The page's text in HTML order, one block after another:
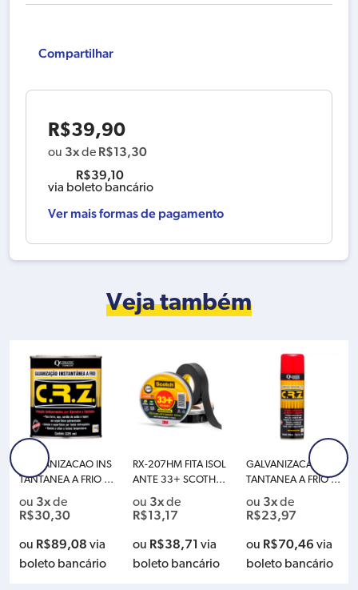
Compartilhar
R$39,90
ou 3xde R$13,30
R$39,10
via boleto bancário
Ver mais formas de pagamento
Veja também
GALVANIZACAO INS
TANTANEA A FRIO C
RZ LATA 225ML QUI
MATIC TAPMATIC DB
ou 3xde
R$30,30
ou R$89,08 via
boleto bancário
RX-207HM FITA ISOL
ANTE 33+ SCOTH P
RETA 19MMX20M 3
M HB004482483
ou 3xde
R$13,17
ou R$38,71 via
boleto bancário
GALVANIZACAO INS
TANTANEA A FRIO C
RZ SPRAY 300ML QU
IMATIC TAPMATIC D
ou 3xde
R$23,97
ou R$70,46 via
boleto bancário